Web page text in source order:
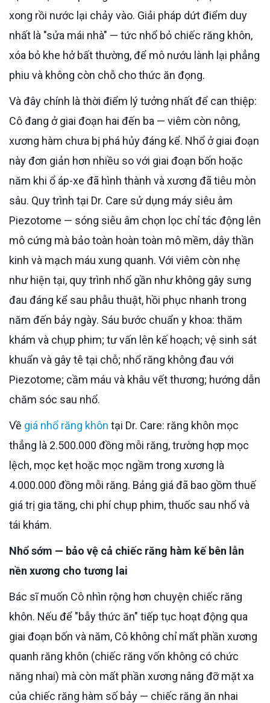
xong rồi nước lại chảy vào. Giải pháp dứt điểm duy
nhất là "sửa mái nhà" — tức nhổ bỏ chiếc răng khôn,
xóa bỏ khe hở bất thường, để mô nướu lành lại phẳng
phiu và không còn chỗ cho thức ăn đọng.
Và đây chính là thời điểm lý tưởng nhất để can thiệp:
Cô đang ở giai đoạn hai đến ba — viêm còn nông,
xương hàm chưa bị phá hủy đáng kể. Nhổ ở giai đoạn
này đơn giản hơn nhiều so với giai đoạn bốn hoặc
năm khi ổ áp-xe đã hình thành và xương đã tiêu mòn
sâu. Quy trình tại Dr. Care sử dụng máy siêu âm
Piezotome — sóng siêu âm chọn lọc chỉ tác động lên
mô cứng mà bảo toàn hoàn toàn mô mềm, dây thần
kinh và mạch máu xung quanh. Với viêm còn nhẹ
như hiện tại, quy trình nhổ gần như không gây sưng
đau đáng kể sau phẫu thuật, hồi phục nhanh trong
năm đến bảy ngày. Sáu bước chuẩn y khoa: thăm
khám và chụp phim; tư vấn lên kế hoạch; vệ sinh sát
khuẩn và gây tê tại chỗ; nhổ răng không đau với
Piezotome; cầm máu và khâu vết thương; hướng dẫn
chăm sóc sau nhổ.
Về giá nhổ răng khôn tại Dr. Care: răng khôn mọc
thẳng là 2.500.000 đồng mỗi răng, trường hợp mọc
lệch, mọc kẹt hoặc mọc ngầm trong xương là
4.000.000 đồng mỗi răng. Bảng giá đã bao gồm thuế
giá trị gia tăng, chi phí chụp phim, thuốc sau nhổ và
tái khám.
Nhổ sớm — bảo vệ cả chiếc răng hàm kế bên lẫn
nền xương cho tương lai
Bác sĩ muốn Cô nhìn rộng hơn chuyện chiếc răng
khôn. Nếu để "bẫy thức ăn" tiếp tục hoạt động qua
giai đoạn bốn và năm, Cô không chỉ mất phần xương
quanh răng khôn (chiếc răng vốn không có chức
năng nhai) mà còn mất phần xương nâng đỡ mặt xa
của chiếc răng hàm số bảy — chiếc răng ăn nhai